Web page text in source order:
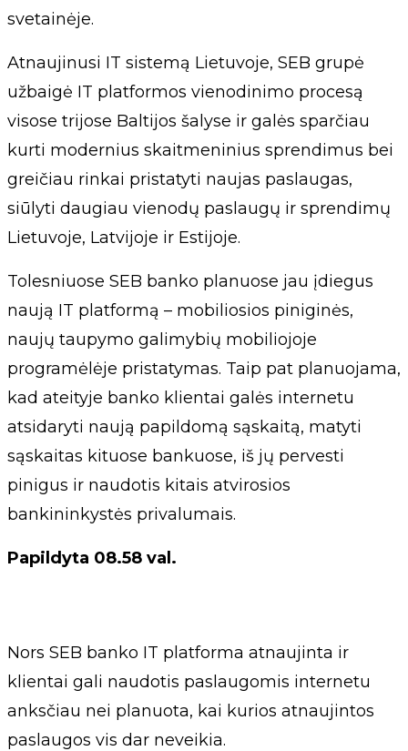
svetainėje.
Atnaujinusi IT sistemą Lietuvoje, SEB grupė
užbaigė IT platformos vienodinimo procesą
visose trijose Baltijos šalyse ir galės sparčiau
kurti modernius skaitmeninius sprendimus bei
greičiau rinkai pristatyti naujas paslaugas,
siūlyti daugiau vienodų paslaugų ir sprendimų
Lietuvoje, Latvijoje ir Estijoje.
Tolesniuose SEB banko planuose jau įdiegus
naują IT platformą – mobiliosios piniginės,
naujų taupymo galimybių mobiliojoje
programėlėje pristatymas. Taip pat planuojama,
kad ateityje banko klientai galės internetu
atsidaryti naują papildomą sąskaitą, matyti
sąskaitas kituose bankuose, iš jų pervesti
pinigus ir naudotis kitais atvirosios
bankininkystės privalumais.
Papildyta 08.58 val.
Nors SEB banko IT platforma atnaujinta ir
klientai gali naudotis paslaugomis internetu
anksčiau nei planuota, kai kurios atnaujintos
paslaugos vis dar neveikia.